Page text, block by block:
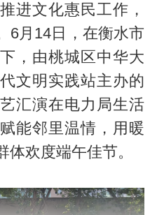
进文化惠民工作，
6月14日，在衡水市
，由桃城区中华大
文明实践站主办的
汇演在电力局生活
能邻里温情，用暖
欢度端午佳节。